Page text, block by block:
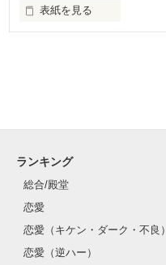
コイチゴと一緒に
小説を書くコツを
楽しく学んじゃおう♪
感想ノートに届いた
もしかしたらコイチゴが、
アナタの代わりに
表紙を見る
わたくし・コイチゴが、
野いちごの書籍編集部に
直撃しちゃうよっ♪
ランキング
総合/殿堂
恋愛
恋愛（キケン・ダーク・不良）
恋愛（逆ハー）